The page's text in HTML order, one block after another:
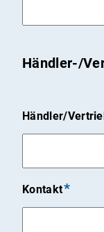
Händler-/
Händler/
Kontakt